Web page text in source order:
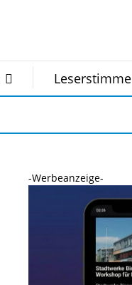
Leserstimme
-Werbeanzeige-